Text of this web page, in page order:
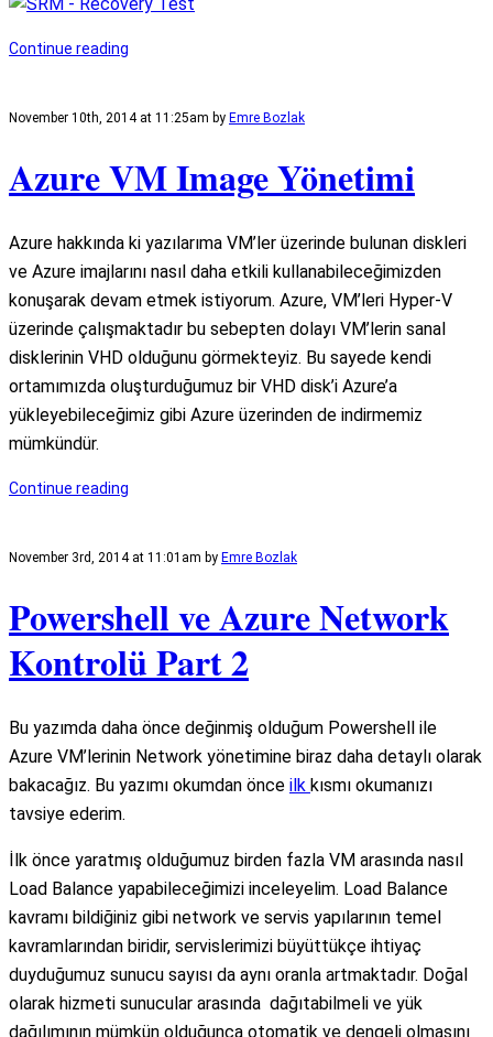
Continue reading
November 10th, 2014 at 11:25am by Emre Bozlak
Azure VM Image Yönetimi
Azure hakkında ki yazılarıma VM’ler üzerinde bulunan diskleri
ve Azure imajlarını nasıl daha etkili kullanabileceğimizden
konuşarak devam etmek istiyorum. Azure, VM’leri Hyper-V
üzerinde çalışmaktadır bu sebepten dolayı VM’lerin sanal
disklerinin VHD olduğunu görmekteyiz. Bu sayede kendi
ortamımızda oluşturduğumuz bir VHD disk’i Azure’a
yükleyebileceğimiz gibi Azure üzerinden de indirmemiz
mümkündür.
Continue reading
November 3rd, 2014 at 11:01am by Emre Bozlak
Powershell ve Azure Network
Kontrolü Part 2
Bu yazımda daha önce değinmiş olduğum Powershell ile
Azure VM’lerinin Network yönetimine biraz daha detaylı olarak
bakacağız. Bu yazımı okumdan önce ilk kısmı okumanızı
tavsiye ederim.
İlk önce yaratmış olduğumuz birden fazla VM arasında nasıl
Load Balance yapabileceğimizi inceleyelim. Load Balance
kavramı bildiğiniz gibi network ve servis yapılarının temel
kavramlarından biridir, servislerimizi büyüttükçe ihtiyaç
duyduğumuz sunucu sayısı da aynı oranla artmaktadır. Doğal
olarak hizmeti sunucular arasında dağıtabilmeli ve yük
dağılımının mümkün olduğunca otomatik ve dengeli olmasını